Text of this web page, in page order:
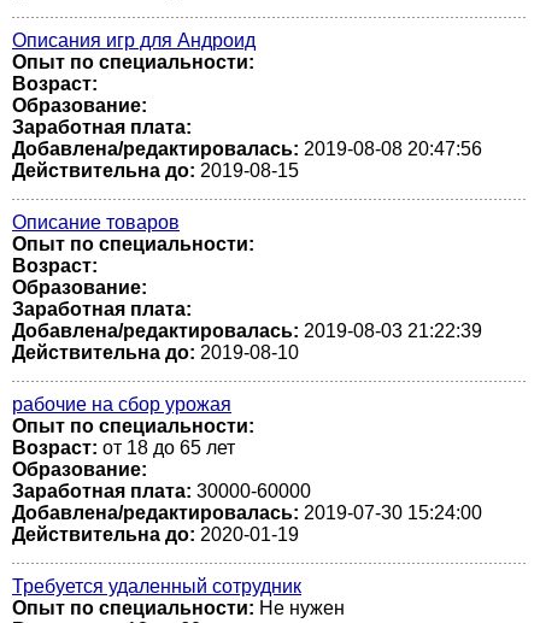
Описания игр для Андроид
Опыт по специальности:
Возраст:
Образование:
Заработная плата:
Добавлена/редактировалась: 2019-08-08 20:47:56
Действительна до: 2019-08-15
Описание товаров
Опыт по специальности:
Возраст:
Образование:
Заработная плата:
Добавлена/редактировалась: 2019-08-03 21:22:39
Действительна до: 2019-08-10
рабочие на сбор урожая
Опыт по специальности:
Возраст: от 18 до 65 лет
Образование:
Заработная плата: 30000-60000
Добавлена/редактировалась: 2019-07-30 15:24:00
Действительна до: 2020-01-19
Требуется удаленный сотрудник
Опыт по специальности: Не нужен